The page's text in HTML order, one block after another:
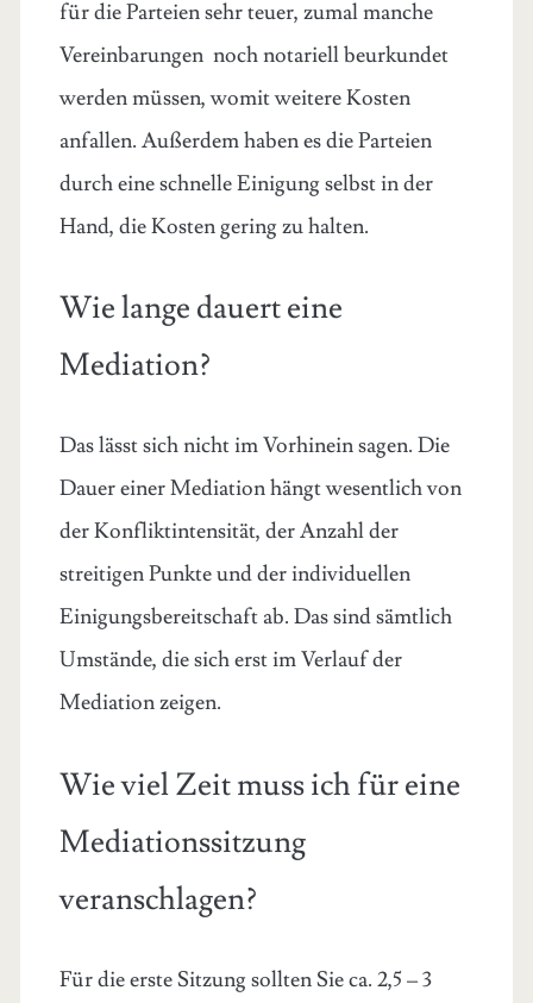
für die Parteien sehr teuer, zumal manche
Vereinbarungen noch notariell beurkundet
werden müssen, womit weitere Kosten
anfallen. Außerdem haben es die Parteien
durch eine schnelle Einigung selbst in der
Hand, die Kosten gering zu halten.
Wie lange dauert eine
Mediation?
Das lässt sich nicht im Vorhinein sagen. Die
Dauer einer Mediation hängt wesentlich von
der Konfliktintensität, der Anzahl der
streitigen Punkte und der individuellen
Einigungsbereitschaft ab. Das sind sämtlich
Umstände, die sich erst im Verlauf der
Mediation zeigen.
Wie viel Zeit muss ich für eine
Mediationssitzung
veranschlagen?
Für die erste Sitzung sollten Sie ca. 2,5 – 3